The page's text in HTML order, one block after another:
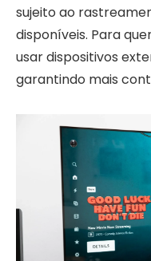
sujeito ao
disponíveis. Para
usar dispositivos
garantindo mais